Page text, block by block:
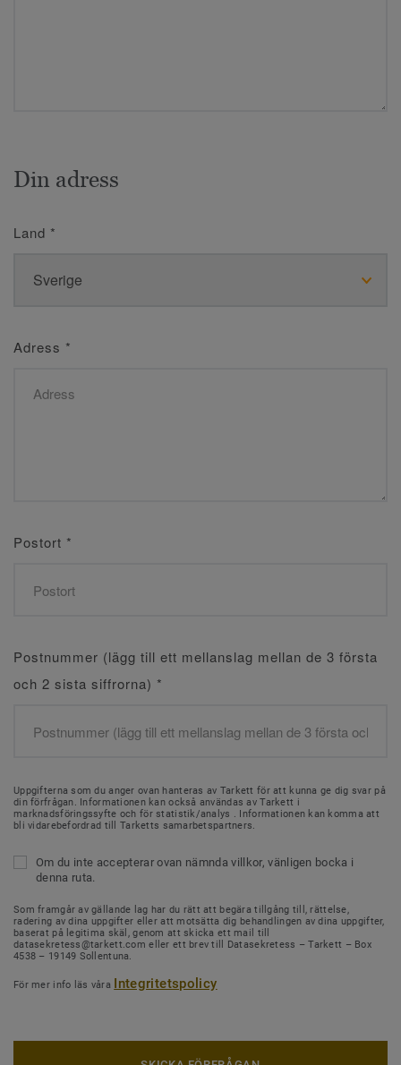
Din adress
Land *
Adress *
Postort *
Postnummer (lägg till ett mellanslag mellan de 3 första
och 2 sista siffrorna) *
Uppgifterna som du anger ovan hanteras av Tarkett för att kunna ge dig svar på
din förfrågan. Informationen kan också användas av Tarkett i
marknadsföringssyfte och för statistik/analys . Informationen kan komma att
bli vidarebefordrad till Tarketts samarbetspartners.
Om du inte accepterar ovan nämnda villkor, vänligen bocka i
denna ruta.
Som framgår av gällande lag har du rätt att begära tillgång till, rättelse,
radering av dina uppgifter eller att motsätta dig behandlingen av dina uppgifter,
baserat på legitima skäl, genom att skicka ett mail till
datasekretess@tarkett.com eller ett brev till Datasekretess – Tarkett – Box
4538 – 19149 Sollentuna.
För mer info läs våra Integritetspolicy